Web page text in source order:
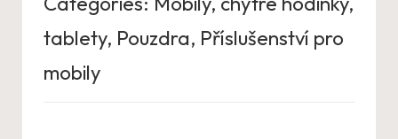
tablety, Pouzdra, Příslušenství pro
mobily